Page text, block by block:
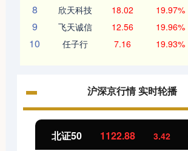
8 欣天科技 18.02 19.97%
9 飞天诚信 12.56 19.96%
10 任子行 7.16 19.93%
沪深京行情 实时轮播
北证50 1122.88 3.42